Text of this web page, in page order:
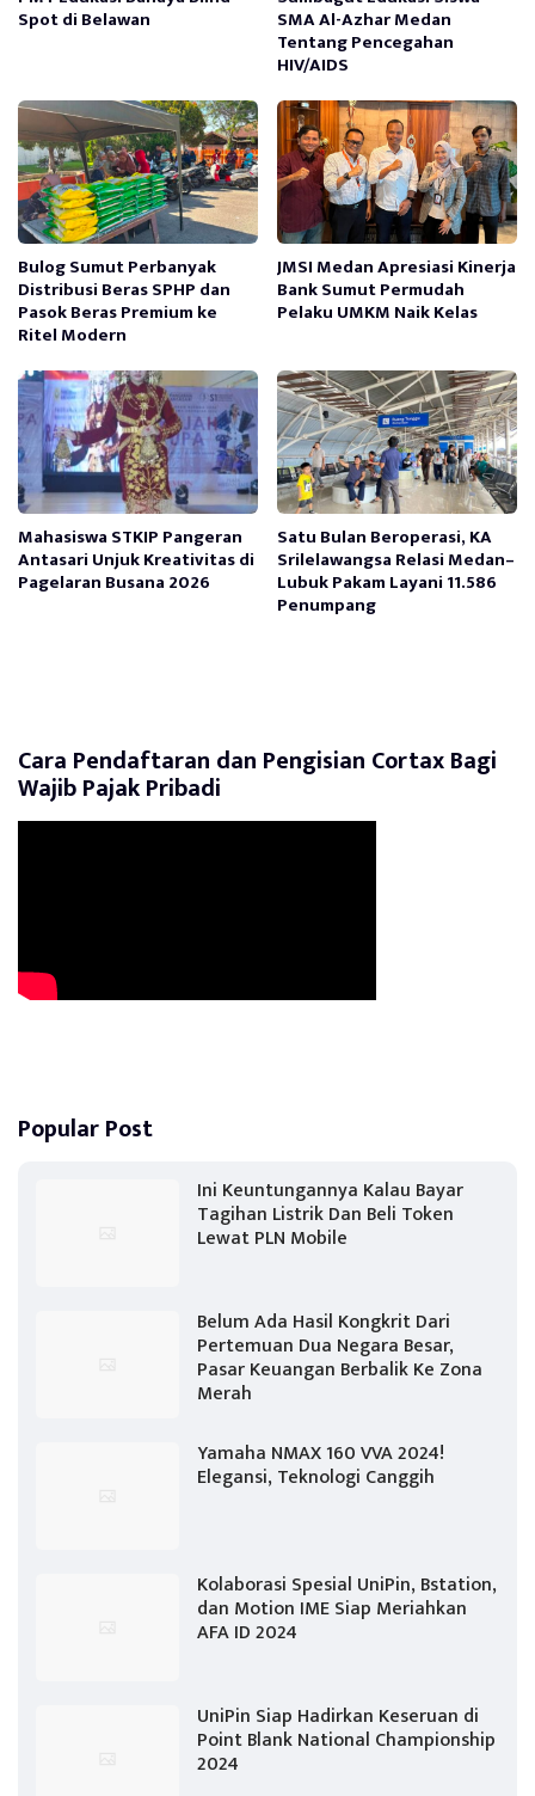
Spot di Belawan SMA Al-Azhar Medan
Tentang Pencegahan
HIV/AIDS
Bulog Sumut Perbanyak
Distribusi Beras SPHP dan
Pasok Beras Premium ke
Ritel Modern
JMSI Medan Apresiasi Kinerja
Bank Sumut Permudah
Pelaku UMKM Naik Kelas
Mahasiswa STKIP Pangeran
Antasari Unjuk Kreativitas di
Pagelaran Busana 2026
Satu Bulan Beroperasi, KA
Srilelawangsa Relasi Medan–
Lubuk Pakam Layani 11.586
Penumpang
Cara Pendaftaran dan Pengisian Cortax Bagi
Wajib Pajak Pribadi
Popular Post
Ini Keuntungannya Kalau Bayar
Tagihan Listrik Dan Beli Token
Lewat PLN Mobile
Belum Ada Hasil Kongkrit Dari
Pertemuan Dua Negara Besar,
Pasar Keuangan Berbalik Ke Zona
Merah
Yamaha NMAX 160 VVA 2024!
Elegansi, Teknologi Canggih
Kolaborasi Spesial UniPin, Bstation,
dan Motion IME Siap Meriahkan
AFA ID 2024
UniPin Siap Hadirkan Keseruan di
Point Blank National Championship
2024